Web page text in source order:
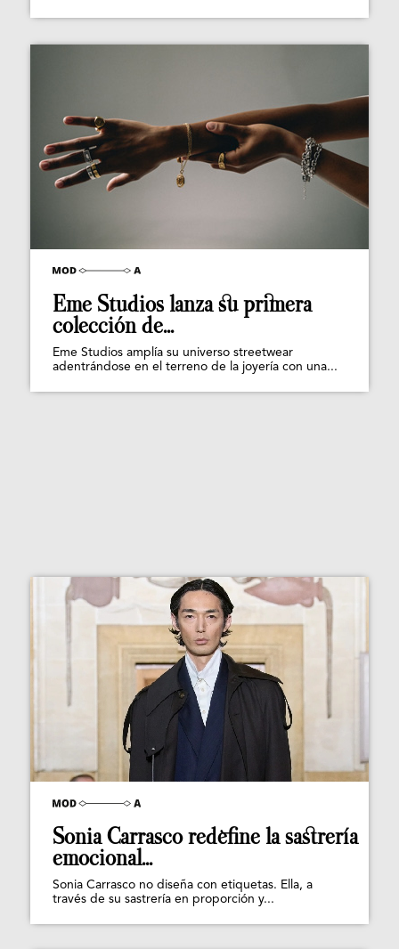
Eme Studios lanza su primera
colección de...
Eme Studios amplía su universo streetwear
adentrándose en el terreno de la joyería con una...
Sonia Carrasco redefine la sastrería
emocional...
Sonia Carrasco no diseña con etiquetas. Ella, a
través de su sastrería en proporción y...